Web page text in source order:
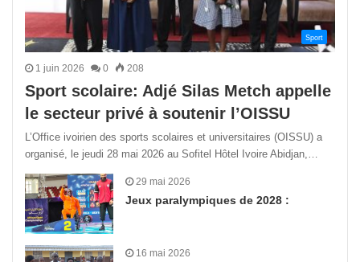
Sport
1 juin 2026 0 208
Sport scolaire: Adjé Silas Metch appelle
le secteur privé à soutenir l’OISSU
L’Office ivoirien des sports scolaires et universitaires (OISSU) a
organisé, le jeudi 28 mai 2026 au Sofitel Hôtel Ivoire Abidjan,…
29 mai 2026
Jeux paralympiques de 2028 :
16 mai 2026